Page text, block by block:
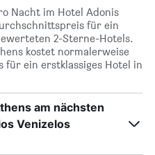
Nacht im Hotel Adonis
für ein
2-Sterne-Hotels.
kostet normalerweise
für ein erstklassiges Hotel in
am nächsten
Venizelos